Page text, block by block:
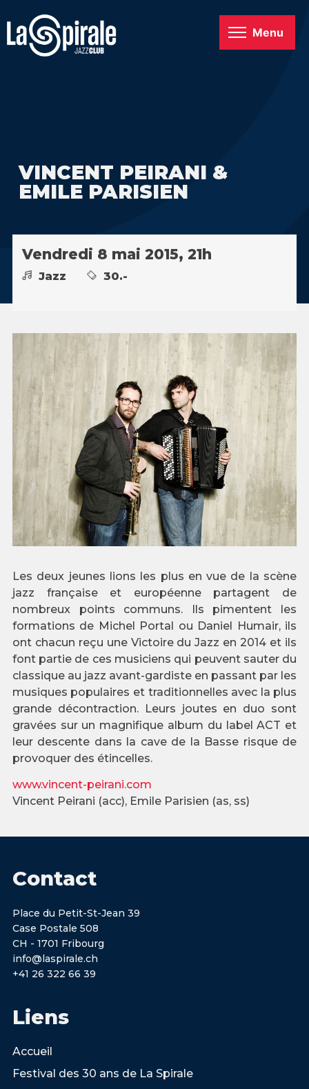
Menu
VINCENT PEIRANI &
EMILE PARISIEN
Vendredi 8 mai 2015, 21h
Jazz 30.-
Les deux jeunes lions les plus en vue de la scène
jazz française et européenne partagent de
nombreux points communs. Ils pimentent les
formations de Michel Portal ou Daniel Humair, ils
ont chacun reçu une Victoire du Jazz en 2014 et ils
font partie de ces musiciens qui peuvent sauter du
classique au jazz avant-gardiste en passant par les
musiques populaires et traditionnelles avec la plus
grande décontraction. Leurs joutes en duo sont
gravées sur un magnifique album du label ACT et
leur descente dans la cave de la Basse risque de
provoquer des étincelles.
www.vincent-peirani.com
Vincent Peirani (acc), Emile Parisien (as, ss)
Contact
Place du Petit-St-Jean 39
Case Postale 508
CH - 1701 Fribourg
info@laspirale.ch
+41 26 322 66 39
Liens
Accueil
Festival des 30 ans de La Spirale